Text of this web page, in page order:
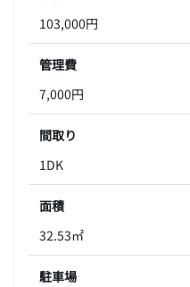
103,000円
管理費
7,000円
間取り
1DK
面積
32.53㎡
駐車場